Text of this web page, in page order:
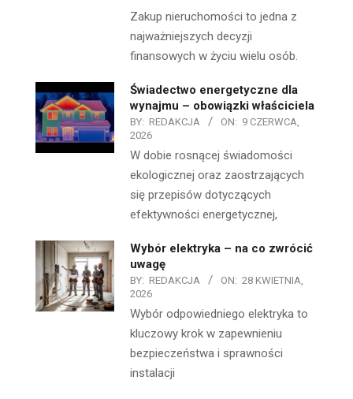
Zakup nieruchomości to jedna z
najważniejszych decyzji
finansowych w życiu wielu osób.
Świadectwo energetyczne dla
wynajmu – obowiązki właściciela
BY: REDAKCJA ON: 9 CZERWCA,
2026
W dobie rosnącej świadomości
ekologicznej oraz zaostrzających
się przepisów dotyczących
efektywności energetycznej,
Wybór elektryka – na co zwrócić
uwagę
BY: REDAKCJA ON: 28 KWIETNIA,
2026
Wybór odpowiedniego elektryka to
kluczowy krok w zapewnieniu
bezpieczeństwa i sprawności
instalacji